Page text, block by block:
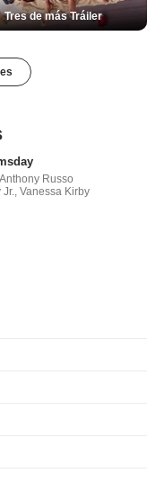
Tres de más Tráiler
Russo
Vanessa Kirby